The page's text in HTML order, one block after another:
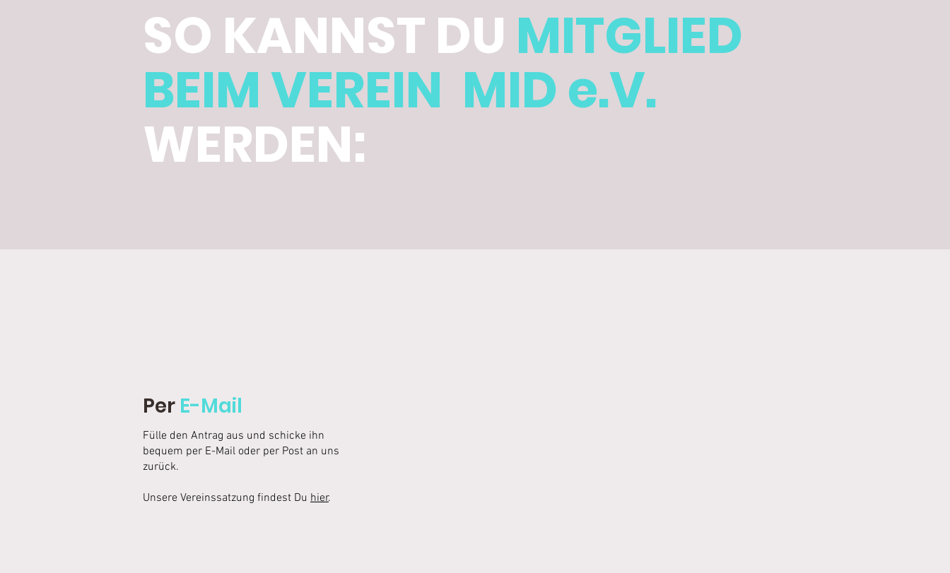
SO KANNST DU MITGLIED
BEIM VEREIN MID e.V.
WERDEN:
Per E-Mail
Fülle den Antrag aus und schicke ihn
bequem per E-Mail oder per Post an uns
zurück.
Unsere Vereinssatzung findest Du hier.